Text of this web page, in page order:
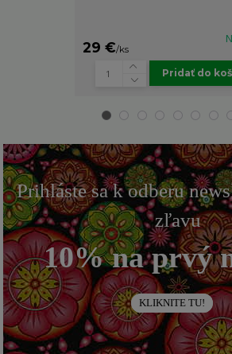
29 €/ks
Pridať do
Prihláste sa k odberu
zľavu
10% na prvý
KLIKNITE TU!